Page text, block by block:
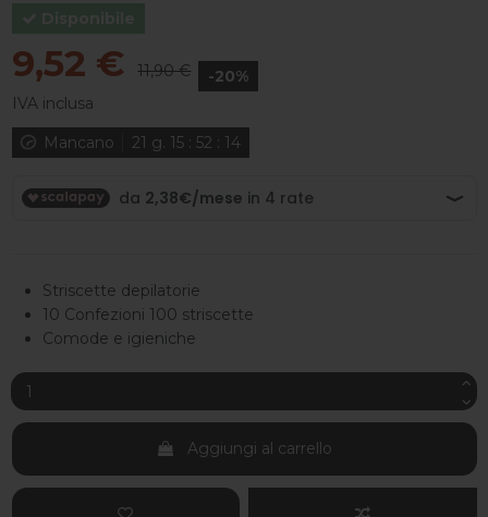
9,52 € 11,90 €
-20%
IVA inclusa
Mancano
21 g. 15: 52 : 13
Striscette depilatorie
10 Confezioni 100 striscette
Comode e igieniche
Aggiungi al carrello